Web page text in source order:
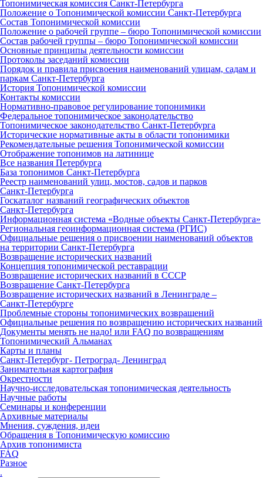
Топонимическая комиссия Санкт‑Петербурга
Положение о Топонимической комиссии Санкт‑Петербурга
Состав Топонимической комиссии
Положение о рабочей группе – бюро Топонимической комиссии
Состав рабочей группы – бюро Топонимической комиссии
Основные принципы деятельности комиссии
Протоколы заседаний комиссии
Порядок и правила присвоения наименований улицам, садам и
паркам Санкт‑Петербурга
История Топонимической комиссии
Контакты комиссии
Нормативно‑правовое регулирование топонимики
Федеральное топонимическое законодательство
Топонимическое законодательство Санкт‑Петербурга
Исторические нормативные акты в области топонимики
Рекомендательные решения Топонимической комиссии
Отображение топонимов на латинице
Все названия Петербурга
База топонимов Санкт‑Петербурга
Реестр наименований улиц, мостов, садов и парков
Санкт‑Петербурга
Госкаталог названий географических объектов
Санкт‑Петербурга
Информационная система «Водные объекты Санкт‑Петербурга»
Региональная геоинформационная система (РГИС)
Официальные решения о присвоении наименований объектов
на территории Санкт‑Петербурга
Возвращение исторических названий
Концепция топонимической реставрации
Возвращение исторических названий в СССР
Возвращение Санкт‑Петербурга
Возвращение исторических названий в Ленинграде –
Санкт‑Петербурге
Проблемные стороны топонимических возвращений
Официальные решения по возвращению исторических названий
Документы менять не надо! или FAQ по возвращениям
Топонимический Альманах
Карты и планы
Санкт‑Петербург‑ Петроград‑ Ленинград
Занимательная картография
Окрестности
Научно‑исследовательская топонимическая деятельность
Научные работы
Семинары и конференции
Архивные материалы
Мнения, суждения, идеи
Обращения в Топонимическую комиссию
Архив топонимиста
FAQ
Разное
.